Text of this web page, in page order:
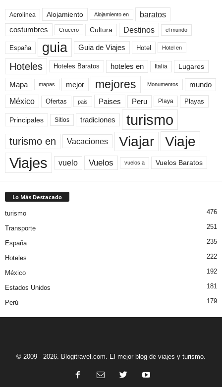
Aerolinea Alojamiento Alojamiento en baratos
costumbres Crucero Cultura Destinos el mundo
España guia Guia de Viajes Hotel Hotel en
Hoteles Hoteles Baratos hoteles en Italia Lugares
Mapa mapas mejor mejores Monumentos mundo
México Ofertas pais Paises Peru Playa Playas
Principales Sitios tradiciones turismo
turismo en Vacaciones Viajar Viaje
Viajes vuelo Vuelos vuelos a Vuelos Baratos
Lo Más Destacado
turismo 476
Transporte 251
España 235
Hoteles 222
México 192
Estados Unidos 181
Perú 179
© 2009 - 2026. Blogitravel.com. El mejor blog de viajes y turismo.